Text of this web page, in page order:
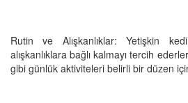
Rutin ve Alışkanlıklar: Yetişkin
alışkanlıklara bağlı kalmayı tercih
gibi günlük aktiviteleri belirli bir düzen